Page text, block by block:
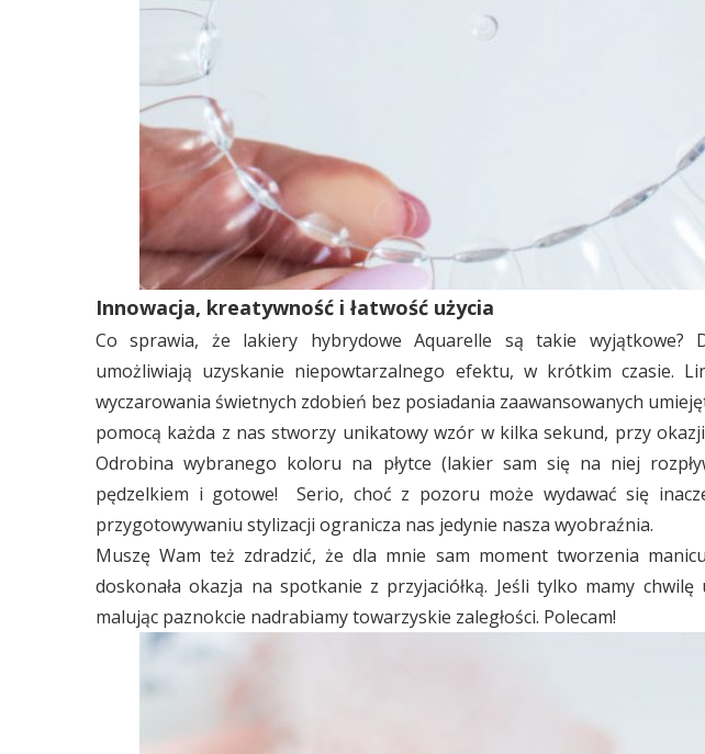
Innowacja, kreatywność i łatwość użycia
Co sprawia, że lakiery hybrydowe Aquarelle są takie wyjątkowe?
umożliwiają uzyskanie niepowtarzalnego efektu, w krótkim czasie.
wyczarowania świetnych zdobień bez posiadania zaawansowanych
pomocą każda z nas stworzy unikatowy wzór w kilka sekund, przy
Odrobina wybranego koloru na płytce (lakier sam się na niej
pędzelkiem i gotowe! Serio, choć z pozoru może wydawać się
przygotowywaniu stylizacji ogranicza nas jedynie nasza wyobraźnia.
Muszę Wam też zdradzić, że dla mnie sam moment tworzenia
doskonała okazja na spotkanie z przyjaciółką. Jeśli tylko mamy
malując paznokcie nadrabiamy towarzyskie zaległości. Polecam!